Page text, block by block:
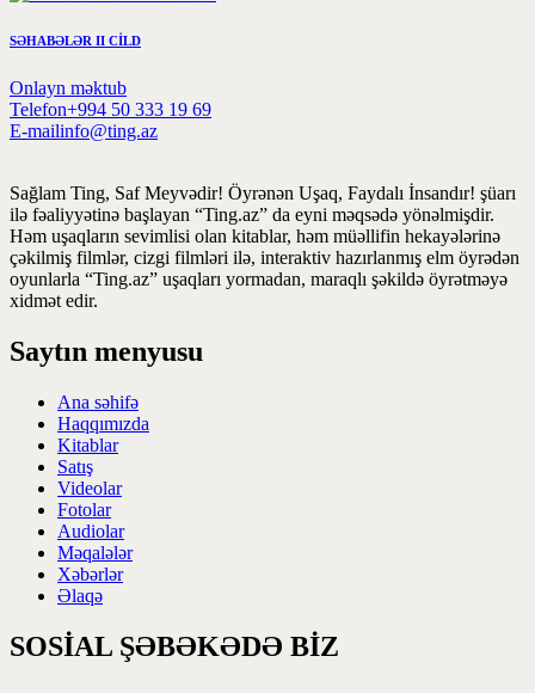
SƏHABƏLƏR II CİLD
Onlayn məktub
Telefon+994 50 333 19 69
E-mailinfo@ting.az
Sağlam Ting, Saf Meyvədir! Öyrənən Uşaq, Faydalı İnsandır! şüarı
ilə fəaliyyətinə başlayan “Ting.az” da eyni məqsədə yönəlmişdir.
Həm uşaqların sevimlisi olan kitablar, həm müəllifin hekayələrinə
çəkilmiş filmlər, cizgi filmləri ilə, interaktiv hazırlanmış elm öyrədən
oyunlarla “Ting.az” uşaqları yormadan, maraqlı şəkildə öyrətməyə
xidmət edir.
Saytın menyusu
Ana səhifə
Haqqımızda
Kitablar
Satış
Videolar
Fotolar
Audiolar
Məqalələr
Xəbərlər
Əlaqə
SOSİAL ŞƏBƏKƏDƏ BİZ